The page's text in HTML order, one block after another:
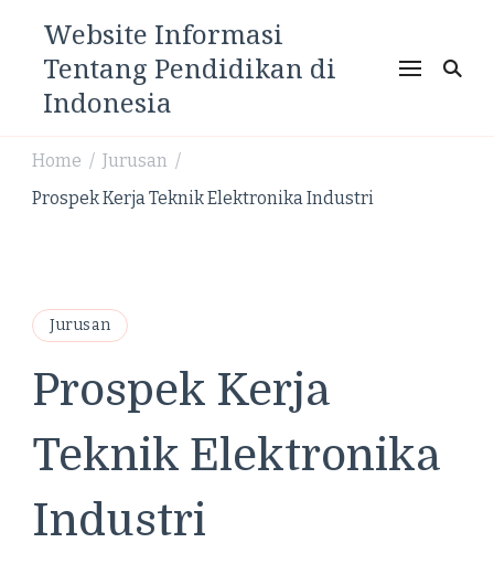
Website Informasi
Tentang Pendidikan di
Indonesia
Home / Jurusan /
Prospek Kerja Teknik Elektronika Industri
Jurusan
Prospek Kerja
Teknik Elektronika
Industri